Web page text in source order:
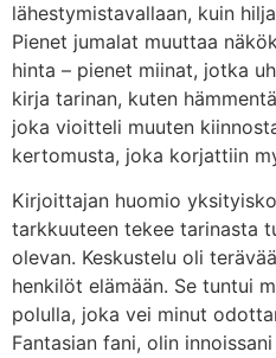
lähestymistavallaan, kuin
Pienet jumalat muuttaa
hinta – pienet miinat, jotka
kirja tarinan, kuten
joka vioitteli muuten
kertomusta, joka korjattiin
Kirjoittajan huomio
tarkkuuteen tekee tarinasta
olevan. Keskustelu oli
henkilöt elämään. Se tuntui
polulla, joka vei minut
Fantasian fani, olin